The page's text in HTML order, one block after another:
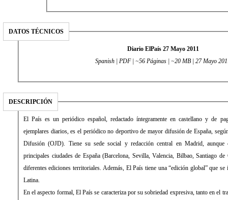
DATOS TÉCNICOS
Diario ElPaís 27 Mayo 2011
Spanish | PDF | ~56 Páginas | ~20 MB | 27 Mayo
DESCRIPCIÓN
El País es un periódico español, redactado íntegramente en castellano y de pago. Con una media de 431.034
ejemplares diarios, es el periódico no deportivo de mayor difusión de España, según la Oficina de Justificación de la
Difusión (OJD). Tiene su sede social y redacción central en Madrid, aunque cuenta con delegaciones en las
principales ciudades de España (Barcelona, Sevilla, Valencia, Bilbao, Santiago de Compostela) desde las que edita
diferentes ediciones territoriales. Además, El País tiene una “edición global” que se imprime y distribuye en América
Latina.
En el aspecto formal, El País se caracteriza por su sobriedad expresiva, tanto en el tratamiento de la información como